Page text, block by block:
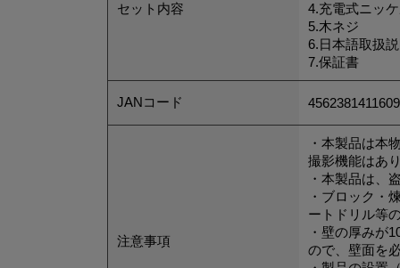
セット内容
4.充電式ニッ
5.木ネジ
6.日本語取扱
7.保証書
JANコード 4562381411609
注意事項
・本製品は本
撮影機能はあ
・本製品は、
・ブロック・
ートドリル等
・壁の厚みが
ので、壁面を